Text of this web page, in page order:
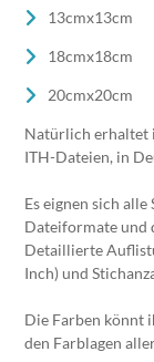
13cmx13cm
18cmx18cm
20cmx20cm
Natürlich erhaltet
ITH-Dateien, in
Es eignen sich
Dateiformate und
Detaillierte
Inch) und
Die Farben könnt
den Farblagen